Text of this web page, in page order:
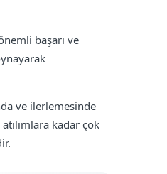
başarı ve
ve ilerlemesinde
kadar çok